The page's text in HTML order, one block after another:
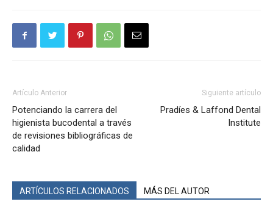
Artículo Anterior
Potenciando la carrera del
higienista bucodental a través
de revisiones bibliográficas de
calidad
Siguiente artículo
Pradíes & Laffond Dental
Institute
ARTÍCULOS RELACIONADOS MÁS DEL AUTOR